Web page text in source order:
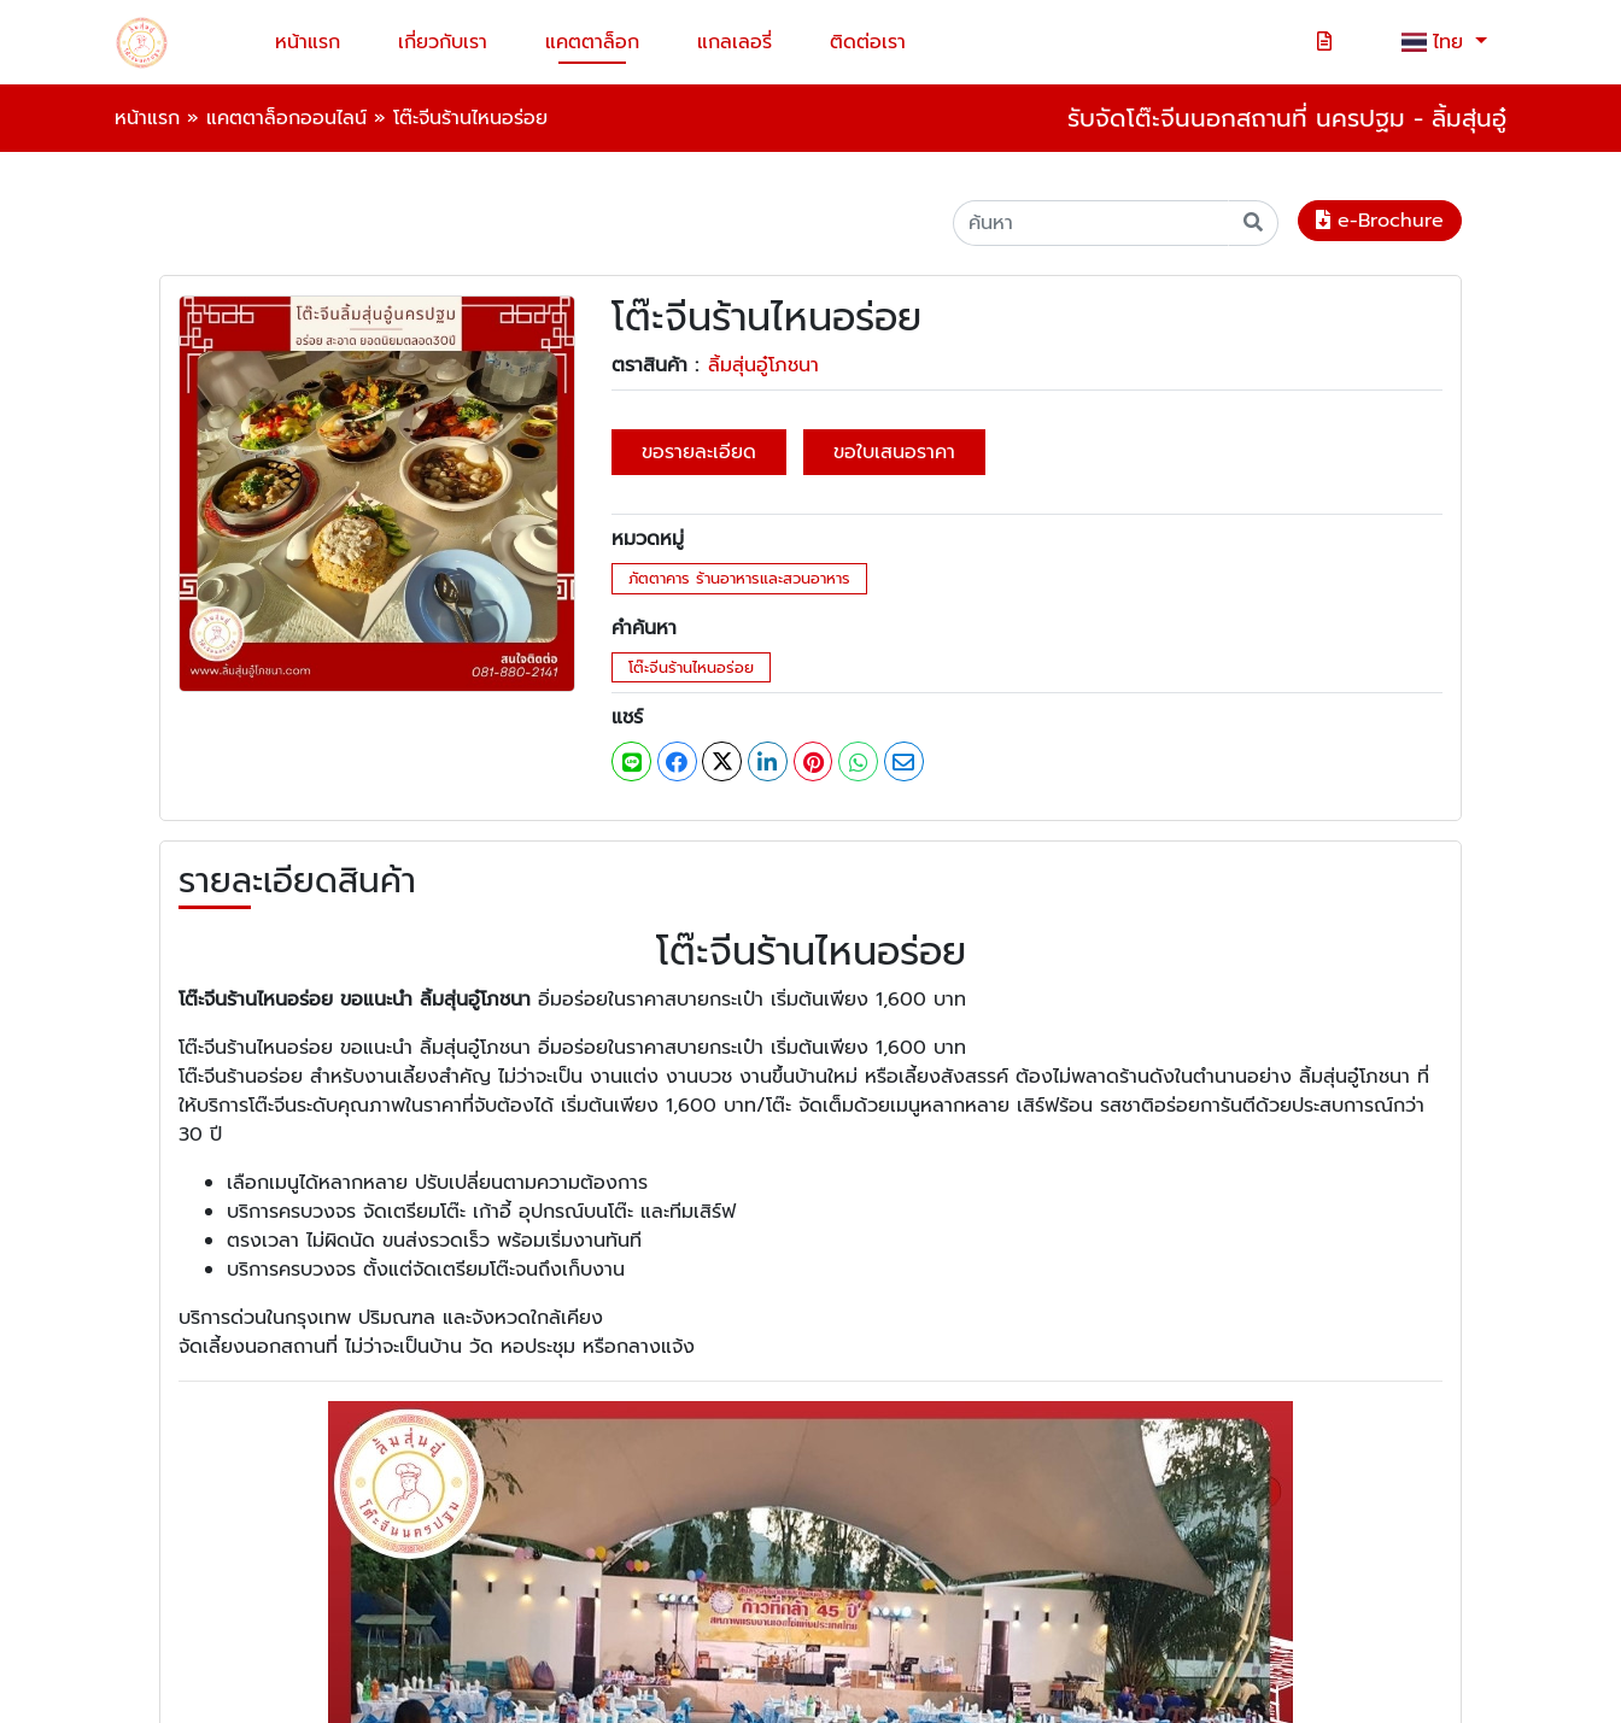
หน้าแรก เกี่ยวกับเรา แคตตาล็อก แกลเลอรี่ ติดต่อเรา ไทย
หน้าแรก » แคตตาล็อกออนไลน์ » โต๊ะจีนร้านไหนอร่อย รับจัดโต๊ะจีนนอกสถานที่ นครปฐม - ลิ้มสุ่นอู๋
e-Brochure
โต๊ะจีนร้านไหนอร่อย
ตราสินค้า : ลิ้มสุ่นอู๋โภชนา
ขอรายละเอียด ขอใบเสนอราคา
หมวดหมู่
ภัตตาคาร ร้านอาหารและสวนอาหาร
คำค้นหา
โต๊ะจีนร้านไหนอร่อย
แชร์
รายละเอียดสินค้า
โต๊ะจีนร้านไหนอร่อย
โต๊ะจีนร้านไหนอร่อย ขอแนะนำ ลิ้มสุ่นอู๋โภชนา อิ่มอร่อยในราคาสบายกระเป๋า เริ่มต้นเพียง 1,600 บาท
โต๊ะจีนร้านไหนอร่อย ขอแนะนำ ลิ้มสุ่นอู๋โภชนา อิ่มอร่อยในราคาสบายกระเป๋า เริ่มต้นเพียง 1,600 บาท
โต๊ะจีนร้านอร่อย สำหรับงานเลี้ยงสำคัญ ไม่ว่าจะเป็น งานแต่ง งานบวช งานขึ้นบ้านใหม่ หรือเลี้ยงสังสรรค์ ต้องไม่พลาดร้านดังในตำนานอย่าง ลิ้มสุ่นอู๋โภชนา ที่
ให้บริการโต๊ะจีนระดับคุณภาพในราคาที่จับต้องได้ เริ่มต้นเพียง 1,600 บาท/โต๊ะ จัดเต็มด้วยเมนูหลากหลาย เสิร์ฟร้อน รสชาติอร่อยการันตีด้วยประสบการณ์กว่า
30 ปี
เลือกเมนูได้หลากหลาย ปรับเปลี่ยนตามความต้องการ
บริการครบวงจร จัดเตรียมโต๊ะ เก้าอี้ อุปกรณ์บนโต๊ะ และทีมเสิร์ฟ
ตรงเวลา ไม่ผิดนัด ขนส่งรวดเร็ว พร้อมเริ่มงานทันที
บริการครบวงจร ตั้งแต่จัดเตรียมโต๊ะจนถึงเก็บงาน
บริการด่วนในกรุงเทพ ปริมณฑล และจังหวดใกล้เคียง
จัดเลี้ยงนอกสถานที่ ไม่ว่าจะเป็นบ้าน วัด หอประชุม หรือกลางแจ้ง